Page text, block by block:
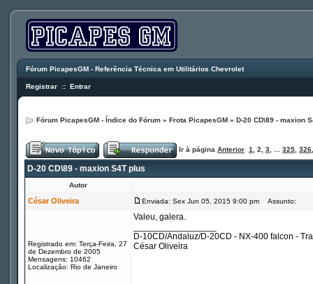
Fórum PicapesGM - Referência Técnica em Utilitários Chevrolet
Registrar :: Entrar
Fórum PicapesGM - Índice do Fórum » Frota PicapesGM » D-20 CD\89 - maxion
Ir à página Anterior 1 2 3 325 326
D-20 CD\89 - maxion S4T plus
Autor
César Oliveira Enviada: Sex Jun 05, 2015 9:00 pm Assunto:
Registrado em: Terça-Feira, 27
de Dezembro de 2005
Mensagens: 10462
Localização: Rio de Janeiro
Valeu, galera.
D-10CD/Andaluz/D-20CD - NX-400 falcon -
César Oliveira